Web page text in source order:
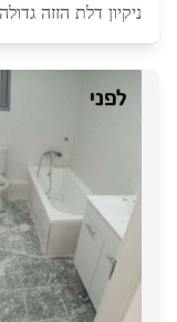
ניקיון דלת הזזה